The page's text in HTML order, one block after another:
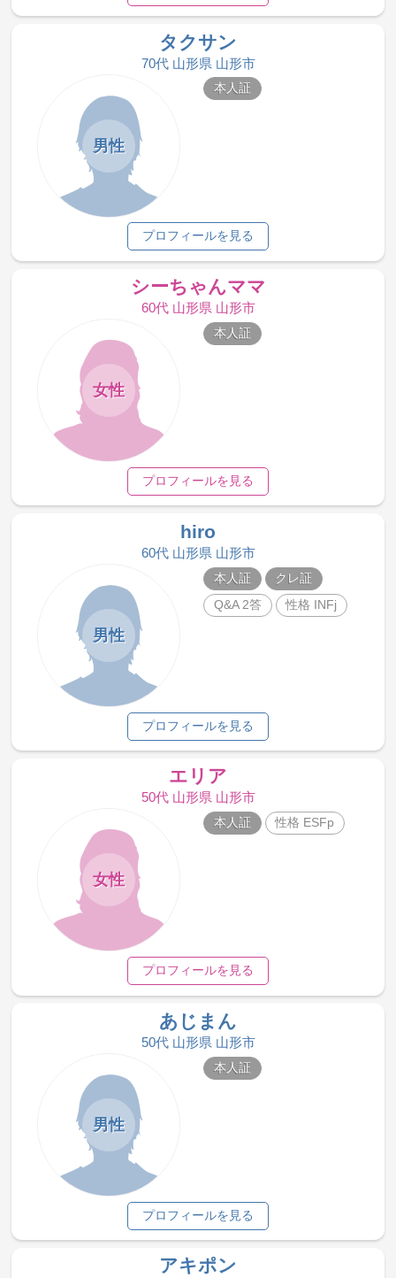
タクサン
70代 山形県 山形市
男性
本人証
プロフィールを見る
シーちゃんママ
60代 山形県 山形市
女性
本人証
プロフィールを見る
hiro
60代 山形県 山形市
男性
本人証
クレ証
Q&A 2答
性格 INFj
プロフィールを見る
エリア
50代 山形県 山形市
女性
本人証 性格 ESFp
プロフィールを見る
あじまん
50代 山形県 山形市
男性
本人証
プロフィールを見る
アキポン